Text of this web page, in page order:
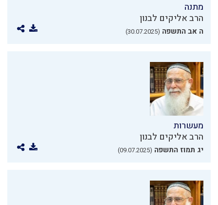
מתנה
הרב אליקים לבנון
ה אב התשפה (30.07.2025)
מעשרות
הרב אליקים לבנון
יג תמוז התשפה (09.07.2025)